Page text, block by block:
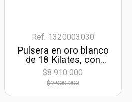
Ref. 1320003030
Pulsera en oro blanco
de 18 Kilates, con
diamante de
laboratorio de 1.50 Ct,
18 cm. de largo, 1.50
mm. de ancho
$8.910.000
$9.900.000